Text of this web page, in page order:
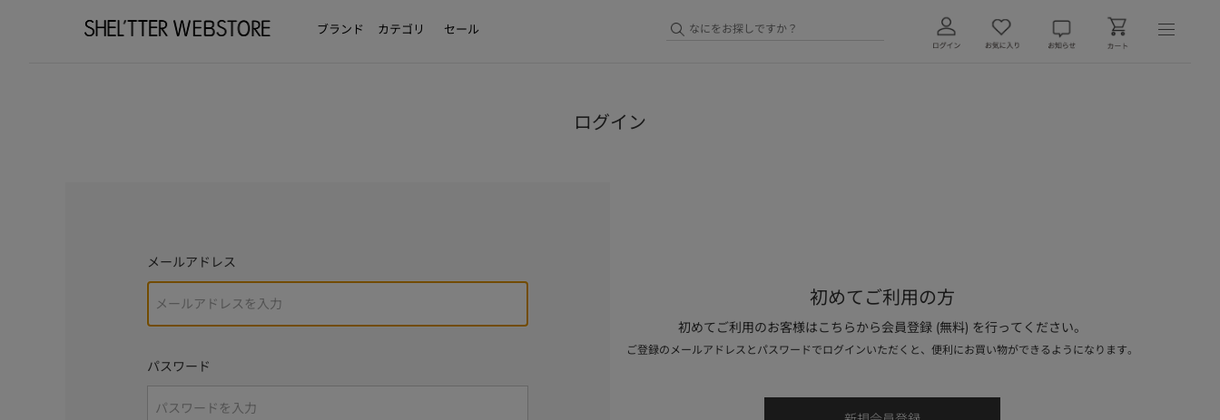
ブランド カテゴリ セール
ログイン
メールアドレス
パスワード
初めてご利用の方
初めてご利用のお客様はこちらから会員登録 (無料) を行ってください。
ご登録のメールアドレスとパスワードでログインいただくと、便利にお買い物ができるようになります。